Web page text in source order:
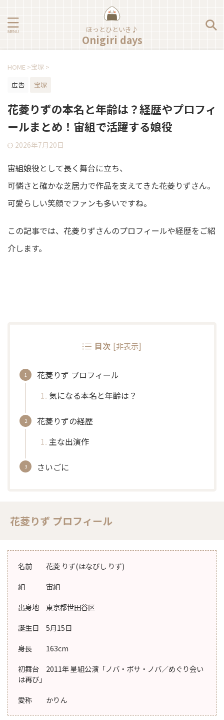
ほっとひといき♪
Onigiri days
HOME >宝塚 >
広告
宝塚
花菱りずの本名と年齢は？経歴やプロフィ
ールまとめ！宙組で活躍する娘役
2026年7月20日
宙組娘役として長く舞台に立ち、
可憐さと確かな芝居力で作品を支えてきた花菱りずさん。
可愛らしい笑顔でファンも多いですね。
この記事では、花菱りずさんのプロフィールや経歴をご紹
介します。
目次 [非表示]
花菱りず プロフィール
気になる本名と年齢は？
花菱りずの経歴
主な出演作
さいごに
花菱りず プロフィール
名前 花菱 りず(はなびし りず)
組 宙組
出身地 東京都世田谷区
誕生日 5月15日
身長 163cm
初舞台 2011年 星組公演「ノバ・ボサ・ノバ／めぐり会い
は再び」
愛称 かりん